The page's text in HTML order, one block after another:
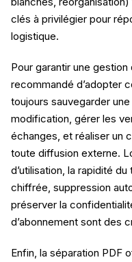
clés à privilégier pour
logistique.
Pour garantir une
recommandé d’adopter
toujours sauvegarder
modification, gérer les
échanges, et réaliser un
toute diffusion externe.
d’utilisation, la rapidité
chiffrée, suppression
préserver la
d’abonnement sont des
Enfin, la séparation PDF